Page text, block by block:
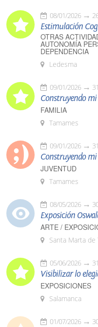
08/01/2026
Estimulación
OTRAS
AUTONOMÍA
DEPENDENCIA
Ledesma
09/01/2026
Construyendo
FAMILIA
Tamames
09/01/2026
Construyendo
JUVENTUD
Tamames
08/05/2026
Exposición
ARTE /
Santa Marta de
05/06/2026
Visibilizar lo
EXPOSICIONES
Salamanca
01/07/2026